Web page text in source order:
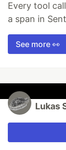
Every tool
a span in
See more 👀
Lukas